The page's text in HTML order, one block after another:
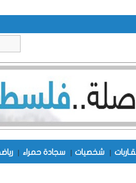
| شخصيات | سجادة حمراء |